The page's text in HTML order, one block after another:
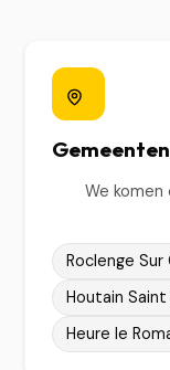
We komen
Roclenge Sur
Houtain
Heure le